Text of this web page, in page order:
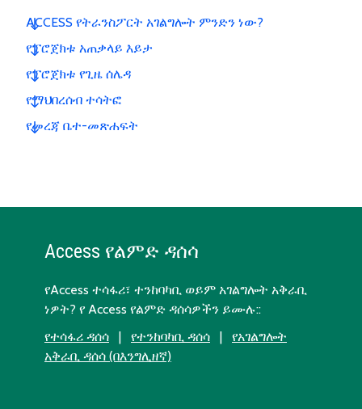
ACCESS የትራንስፖርት አገልግሎት ምንድን ነው?
የፕሮጀክቱ አጠቃላይ እይታ
የፕሮጀክቱ የጊዜ ሰሌዳ
የማህበረሰብ ተሳትፎ
የመረጃ ቤተ-መጽሐፍት
Access የልምድ ዳሰሳ
የAccess ተሳፋሪ፣ ተንከባካቢ ወይም አገልግሎት አቅራቢ
ነዎት? የ Access የልምድ ዳሰሳዎችን ይሙሉ::
የተሳፋሪ ዳሰሳ
| የተንከባካቢ ዳሰሳ |
የአገልግሎት
አቅራቢ ዳሰሳ (በእንግሊዘኛ)